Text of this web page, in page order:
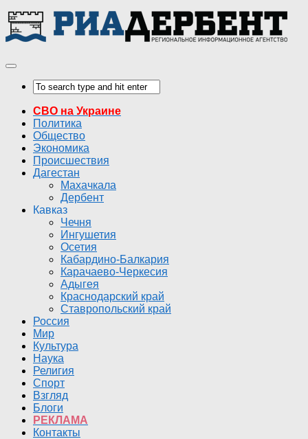
СВО на Украине
Политика
Общество
Экономика
Происшествия
Дагестан
Махачкала
Дербент
Кавказ
Чечня
Ингушетия
Осетия
Кабардино-Балкария
Карачаево-Черкесия
Адыгея
Краснодарский край
Ставропольский край
Россия
Мир
Культура
Наука
Религия
Спорт
Взгляд
Блоги
РЕКЛАМА
Контакты